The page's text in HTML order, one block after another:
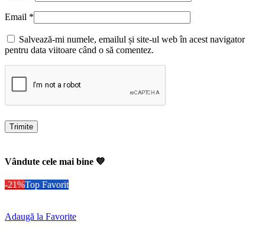
Email *
Salvează-mi numele, emailul și site-ul web în acest navigator
pentru data viitoare când o să comentez.
Vândute cele mai bine 💙
-21%Top Favorit
Adaugă la Favorite